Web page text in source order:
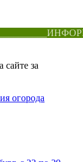
за
огорода